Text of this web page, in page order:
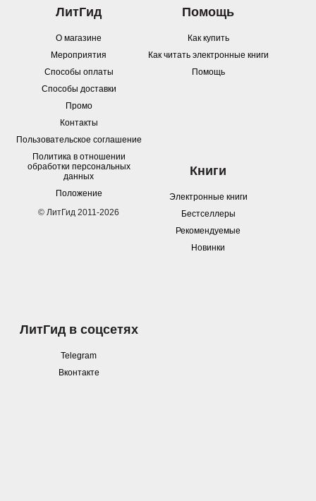
ЛитГид
О магазине
Мероприятия
Способы оплаты
Способы доставки
Промо
Контакты
Пользовательское соглашение
Политика в отношении
обработки персональных
данных
Положение
© ЛитГид 2011-2026
Помощь
Как купить
Как читать электронные книги
Помощь
Книги
Электронные книги
Бестселлеры
Рекомендуемые
Новинки
ЛитГид в соцсетях
Telegram
Вконтакте